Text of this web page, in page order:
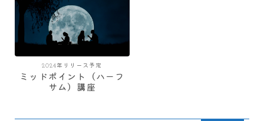
2024年リリース予定
ミッドポイント（ハーフ
サム）講座